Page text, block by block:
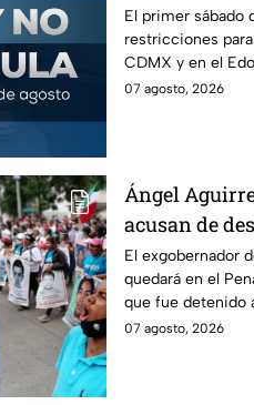
mes
El primer sábado
restricciones
CDMX y en el
llaves y arrancar.
07 agosto, 2026
Ángel
acusan de
caso
El exgobernador
quedará en el
que fue detenido
caso Ayotzinapa.
07 agosto, 2026